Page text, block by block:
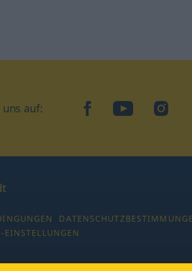
uns auf: facebookYouTube
EINSTELLUNGEN